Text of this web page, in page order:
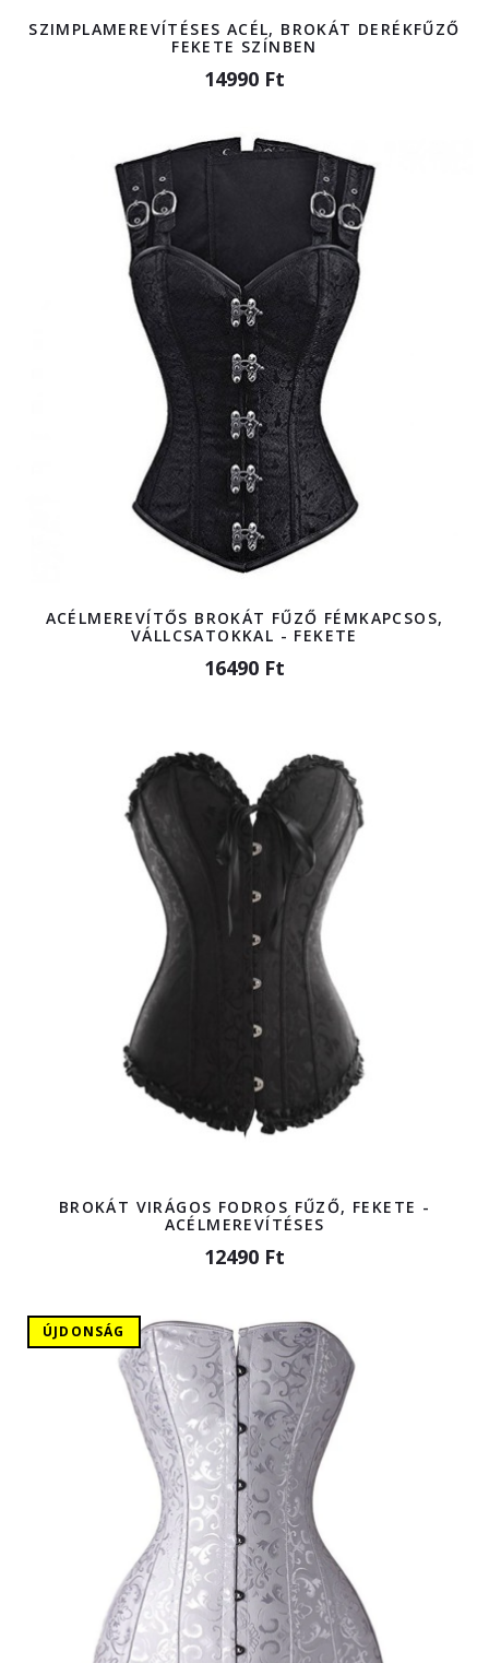
SZIMPLAMEREVÍTÉSES ACÉL, BROKÁT DERÉKFŰZŐ
FEKETE SZÍNBEN
14990 Ft
ACÉLMEREVÍTŐS BROKÁT FŰZŐ FÉMKAPCSOS,
VÁLLCSATOKKAL - FEKETE
16490 Ft
BROKÁT VIRÁGOS FODROS FŰZŐ, FEKETE -
ACÉLMEREVÍTÉSES
12490 Ft
ÚJDONSÁG